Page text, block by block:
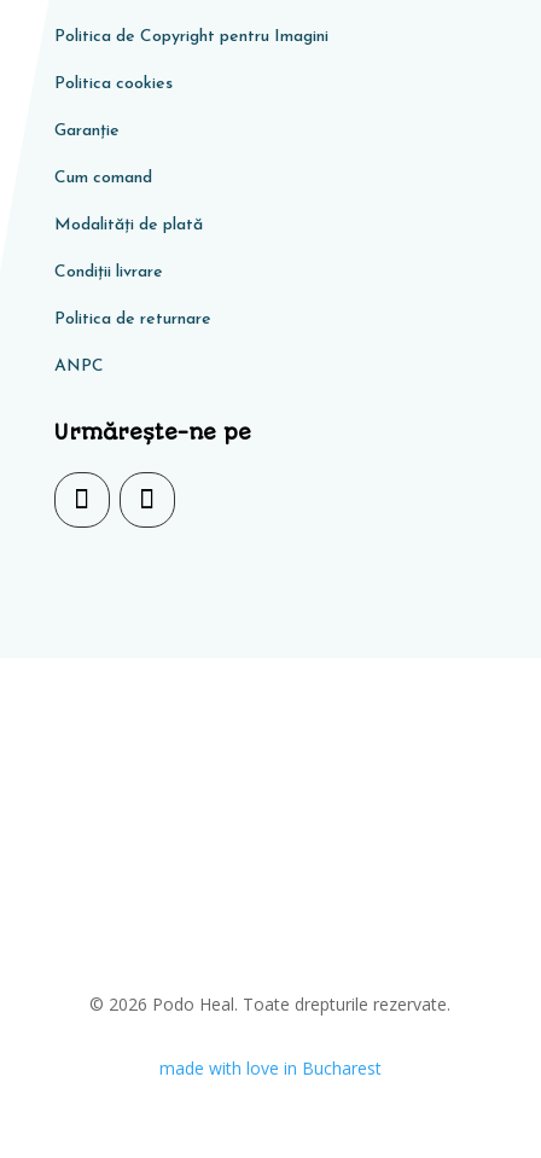
Politica de Copyright pentru Imagini
Politica cookies
Garanţie
Cum comand
Modalități de plată
Condiţii livrare
Politica de returnare
ANPC
Urmărește-ne pe
© 2026 Podo Heal. Toate drepturile rezervate.
made with love in Bucharest